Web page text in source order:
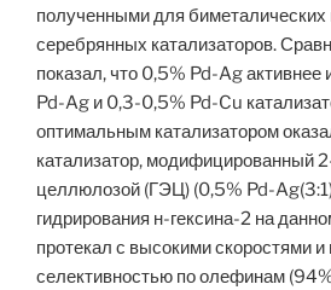
полученными для
серебрянных катализаторов.
показал, что 0,5% Pd-Ag активнее
Pd-Ag и 0,3-0,5% Pd-Cu
оптимальным катализатором
катализатор, модифицированный
целлюлозой (ГЭЦ) (0,5% Pd-
гидрирования н-гексина-2 на
протекал с высокими скоростями
селективностью по олефинам